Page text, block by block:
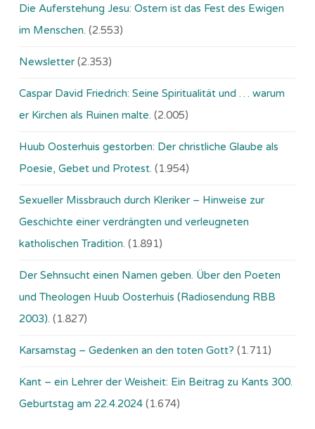
Die Auferstehung Jesu: Ostern ist das Fest des Ewigen
im Menschen. (2.553)
Newsletter (2.353)
Caspar David Friedrich: Seine Spiritualität und … warum
er Kirchen als Ruinen malte. (2.005)
Huub Oosterhuis gestorben: Der christliche Glaube als
Poesie, Gebet und Protest. (1.954)
Sexueller Missbrauch durch Kleriker – Hinweise zur
Geschichte einer verdrängten und verleugneten
katholischen Tradition. (1.891)
Der Sehnsucht einen Namen geben. Über den Poeten
und Theologen Huub Oosterhuis (Ra­dio­sen­dung RBB
2003). (1.827)
Karsamstag – Gedenken an den toten Gott? (1.711)
Kant – ein Lehrer der Weisheit: Ein Beitrag zu Kants 300.
Geburtstag am 22.4.2024 (1.674)